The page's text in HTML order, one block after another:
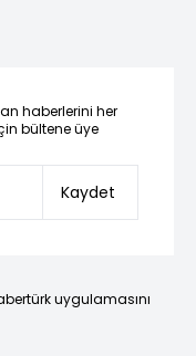
haberlerini her
bültene üye
Kaydet
uygulamasını